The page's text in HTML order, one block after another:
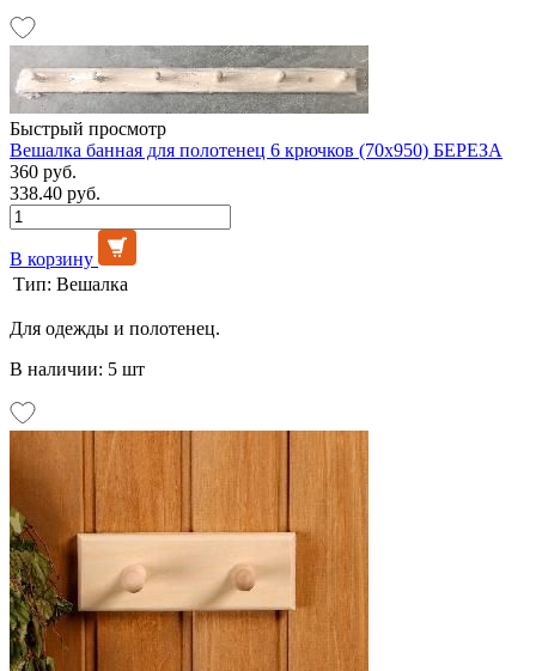
Быстрый просмотр
Вешалка банная для полотенец 6 крючков (70х950) БЕРЕЗА
360 руб.
338.40 руб.
В корзину
Тип: Вешалка
Для одежды и полотенец.
В наличии: 5 шт